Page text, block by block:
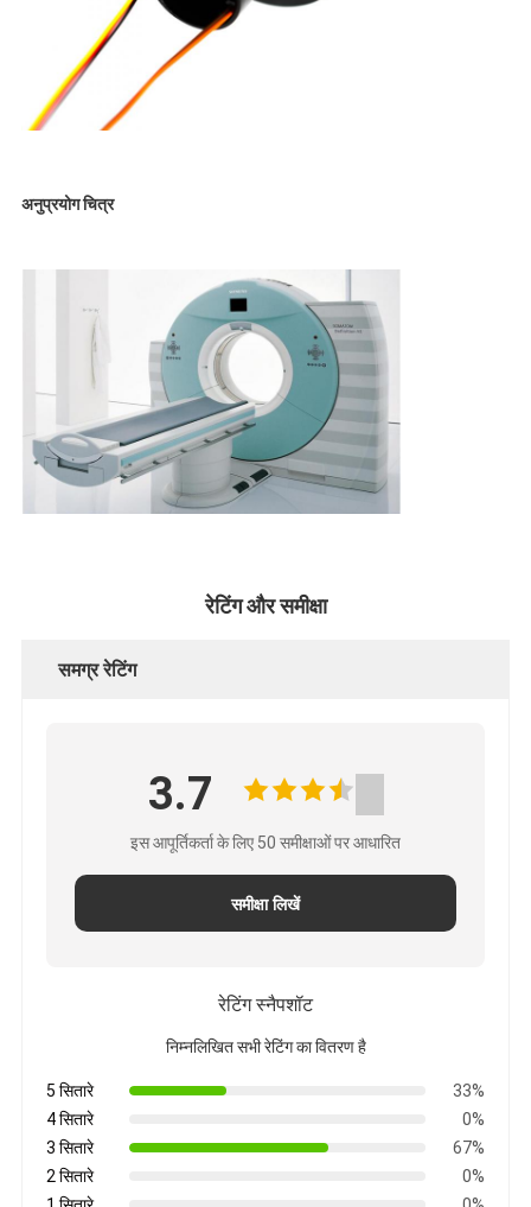
अनुप्रयोग चित्र
रेटिंग और समीक्षा
समग्र रेटिंग
3.7
इस आपूर्तिकर्ता के लिए 50 समीक्षाओं पर आधारित
समीक्षा लिखें
रेटिंग स्नैपशॉट
निम्नलिखित सभी रेटिंग का वितरण है
5 सितारे
33%
4 सितारे
0%
3 सितारे
67%
2 सितारे
0%